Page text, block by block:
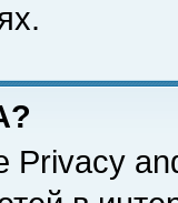
Privacy